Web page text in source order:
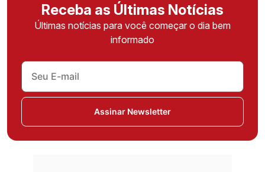
Receba as Últimas Notícias
Últimas notícias para você começar o dia bem
informado
Assinar Newsletter